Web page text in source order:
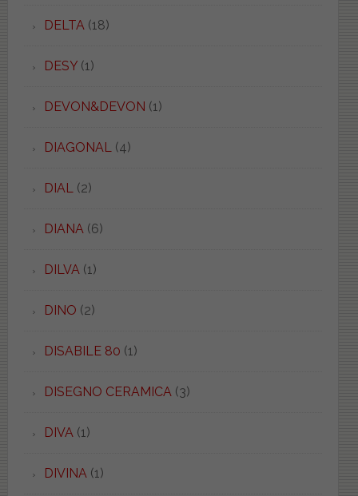
DELTA (18)
DESY(1)
DEVON&DEVON (1)
DIAGONAL (4)
DIAL (2)
DIANA (6)
DILVA (1)
DINO (2)
DISABILE 80 (1)
DISEGNO CERAMICA (3)
DIVA (1)
DIVINA (1)